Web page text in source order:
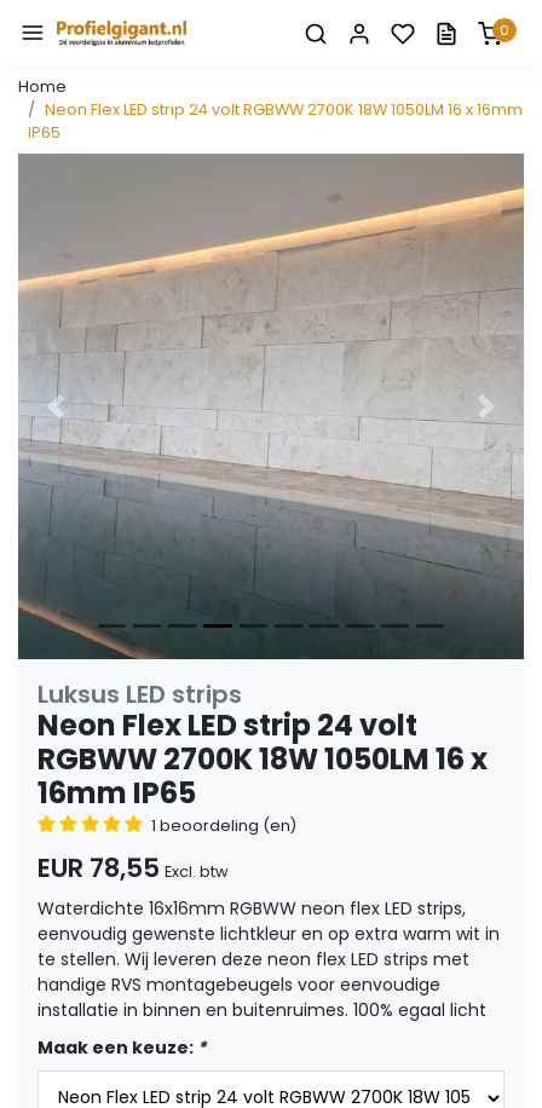
0
Home
Neon Flex LED strip 24 volt RGBWW 2700K 18W 1050LM 16 x 16mm
IP65
Vorige
Luksus LED strips
Neon Flex LED strip 24 volt
RGBWW 2700K 18W 1050LM 16 x
16mm IP65
1 beoordeling (en)
EUR 78,55 Excl. btw
Waterdichte 16x16mm RGBWW neon flex LED strips,
eenvoudig gewenste lichtkleur en op extra warm wit in
te stellen. Wij leveren deze neon flex LED strips met
handige RVS montagebeugels voor eenvoudige
installatie in binnen en buitenruimes. 100% egaal licht
Maak een keuze: *